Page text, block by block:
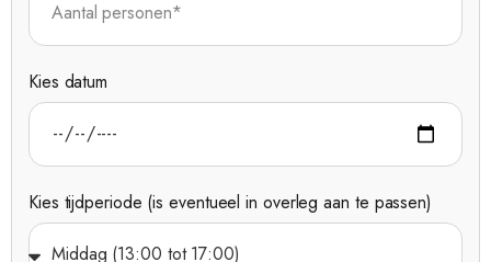
Kies datum
Kies tijdperiode (is eventueel in overleg aan te passen)